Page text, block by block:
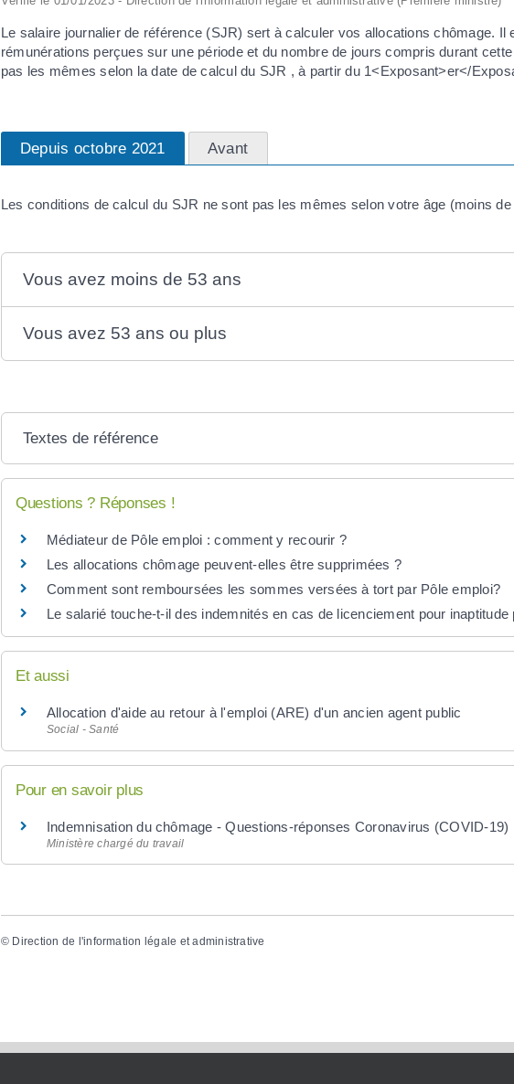
Le salaire journalier de référence (SJR) sert à calculer vos allocations chômage. Il
rémunérations perçues sur une période et du nombre de jours compris durant
pas les mêmes selon la date de calcul du SJR , à partir du 1<Exposant>er</
Depuis octobre 2021 Avant
Les conditions de calcul du SJR ne sont pas les mêmes selon votre âge (moins
Vous avez moins de 53 ans
Vous avez 53 ans ou plus
Textes de référence
Questions ? Réponses !
Médiateur de Pôle emploi : comment y recourir ?
Les allocations chômage peuvent-elles être supprimées ?
Comment sont remboursées les sommes versées à tort par Pôle emploi?
Le salarié touche-t-il des indemnités en cas de licenciement pour inaptitude
Et aussi
Allocation d'aide au retour à l'emploi (ARE) d'un ancien agent public
Social - Santé
Pour en savoir plus
Indemnisation du chômage - Questions-réponses Coronavirus (COVID-19)
Ministère chargé du travail
© Direction de l'information légale et administrative